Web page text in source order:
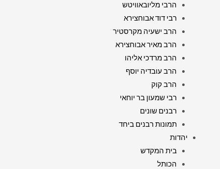
הרבי מליובאוויטש
רבי דוד אבוחצירא
הרב ישעיה מקרסטיר
הרב מאיר אבוחצירא
הרב מרדכי אליהו
הרב עובדיה יוסף
הרב קוק
רבי שמעון בר יוחאי
רבנים שונים
תמונות רבנים ביחד
יהדות
בית המקדש
הכותל